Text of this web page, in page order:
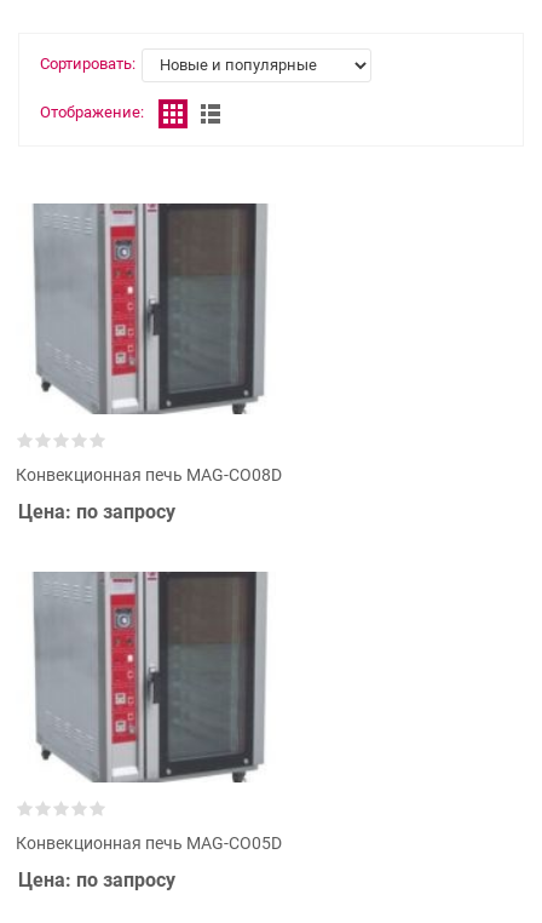
Сортировать:
Отображение:
Конвекционная печь MAG-CO08D
Цена: по запросу
Конвекционная печь MAG-CO05D
Цена: по запросу